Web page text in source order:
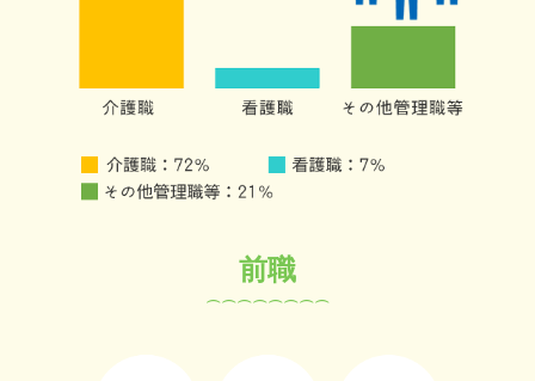
数字で見るオオキタ
前職
⌒⌒⌒⌒⌒⌒⌒⌒